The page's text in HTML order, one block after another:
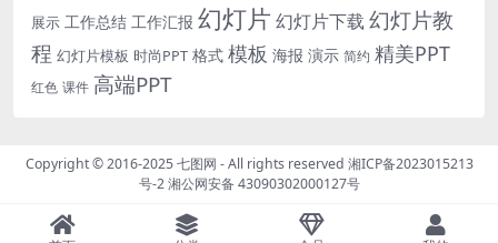
展示 工作总结 工作汇报 幻灯片 幻灯片下载 幻灯片教
程 幻灯片模板 时尚PPT 格式 模板 海报 演示 简约 精美PPT
红色 课件 高端PPT
Copyright © 2016-2025七图网 - All rights reserved 湘ICP备2023015213
号-2湘公网安备 43090302000127号